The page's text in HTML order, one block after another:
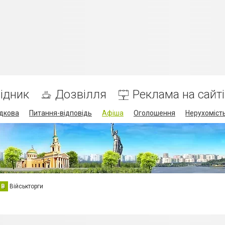
Дозвілля Реклама на сайті
Питання-відповідь Афіша Оголошення
В Військторги